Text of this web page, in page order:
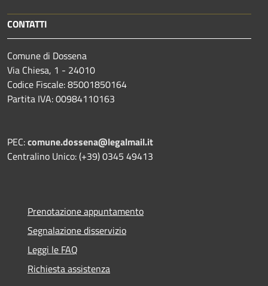
CONTATTI
Comune di Dossena
Via Chiesa, 1 - 24010
Codice Fiscale: 85001850164
Partita IVA: 00984110163
PEC:comune.dossena@legalmail.it
Centralino Unico: (+39) 0345 49413
Prenotazione appuntamento
Segnalazione disservizio
Leggi le FAQ
Richiesta assistenza